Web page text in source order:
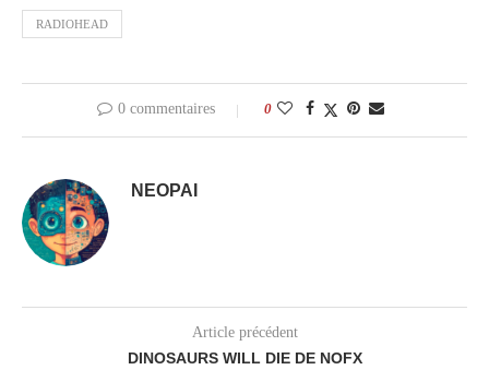
RADIOHEAD
0 commentaires 0
NEOPAI
Article précédent
DINOSAURS WILL DIE DE NOFX